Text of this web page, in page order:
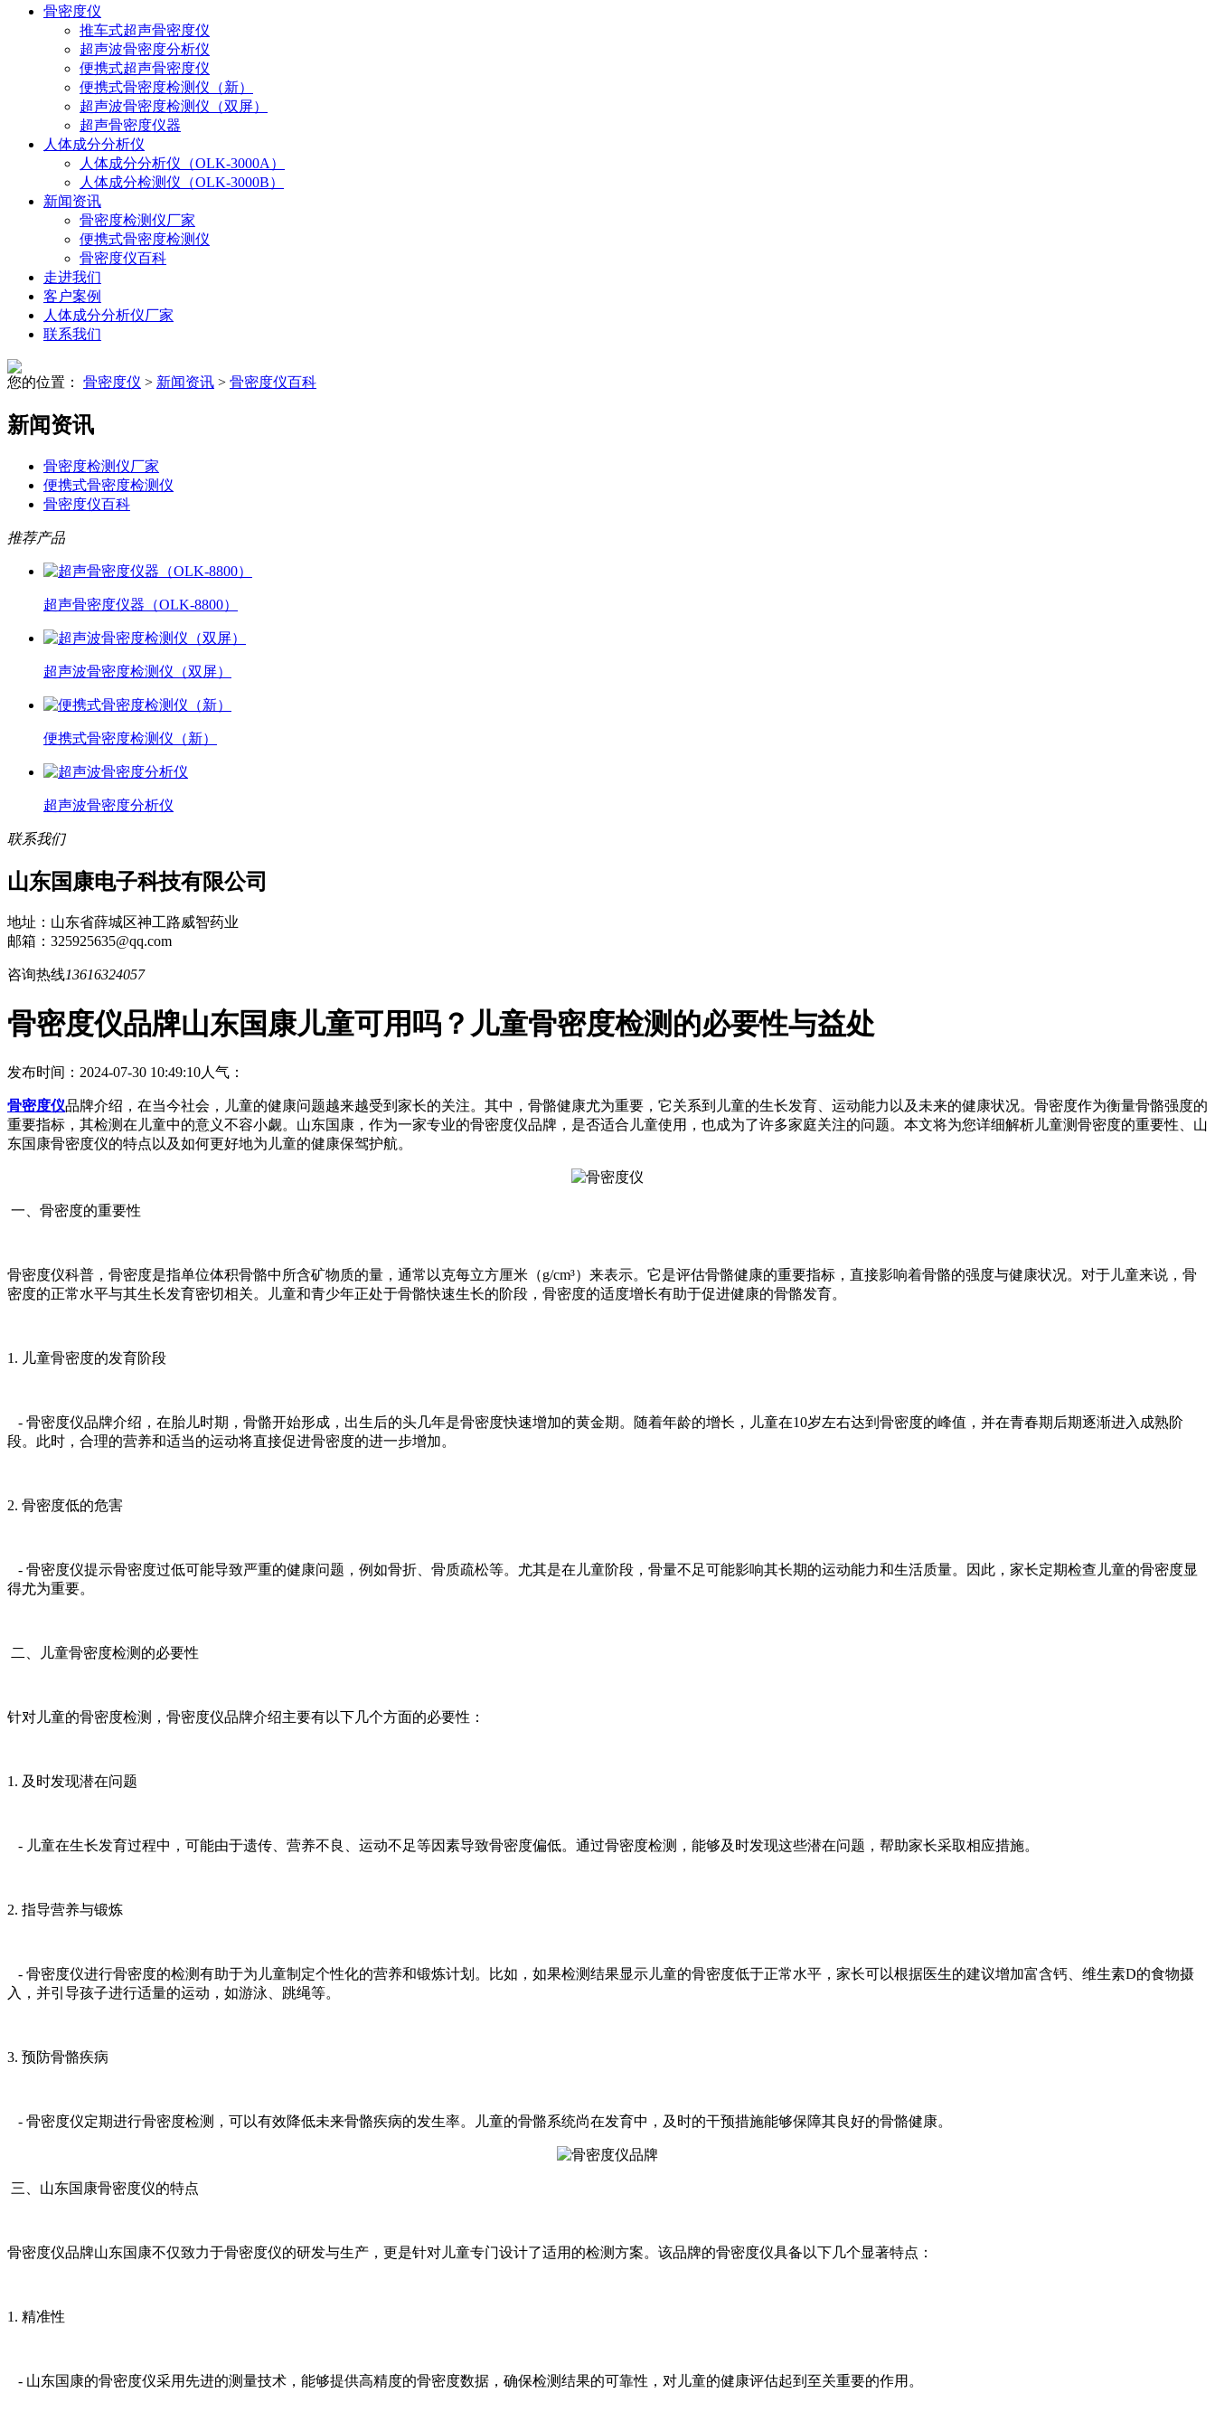
骨密度仪
推车式超声骨密度仪
超声波骨密度分析仪
便携式超声骨密度仪
便携式骨密度检测仪（新）
超声波骨密度检测仪（双屏）
超声骨密度仪器
人体成分分析仪
人体成分分析仪（OLK-3000A）
人体成分检测仪（OLK-3000B）
新闻资讯
骨密度检测仪厂家
便携式骨密度检测仪
骨密度仪百科
走进我们
客户案例
人体成分分析仪厂家
联系我们
您的位置： 骨密度仪 > 新闻资讯 > 骨密度仪百科
新闻资讯
骨密度检测仪厂家
便携式骨密度检测仪
骨密度仪百科
推荐产品
超声骨密度仪器（OLK-8800）
超声波骨密度检测仪（双屏）
便携式骨密度检测仪（新）
超声波骨密度分析仪
联系我们
山东国康电子科技有限公司
地址：山东省薛城区神工路威智药业
邮箱：325925635@qq.com
咨询热线13616324057
骨密度仪品牌山东国康儿童可用吗？儿童骨密度检测的必要性与益处
发布时间：2024-07-30 10:49:10人气：
骨密度仪品牌介绍，在当今社会，儿童的健康问题越来越受到家长的关注。其中，骨骼健康尤为重要，它关系到儿童的生长发育、运动能力以及未来的健康状况。骨密度作为衡量骨骼强度的
重要指标，其检测在儿童中的意义不容小觑。山东国康，作为一家专业的骨密度仪品牌，是否适合儿童使用，也成为了许多家庭关注的问题。本文将为您详细解析儿童测骨密度的重要性、山
东国康骨密度仪的特点以及如何更好地为儿童的健康保驾护航。
一、骨密度的重要性
骨密度仪科普，骨密度是指单位体积骨骼中所含矿物质的量，通常以克每立方厘米（g/cm³）来表示。它是评估骨骼健康的重要指标，直接影响着骨骼的强度与健康状况。对于儿童来说，骨
密度的正常水平与其生长发育密切相关。儿童和青少年正处于骨骼快速生长的阶段，骨密度的适度增长有助于促进健康的骨骼发育。
1. 儿童骨密度的发育阶段
- 骨密度仪品牌介绍，在胎儿时期，骨骼开始形成，出生后的头几年是骨密度快速增加的黄金期。随着年龄的增长，儿童在10岁左右达到骨密度的峰值，并在青春期后期逐渐进入成熟阶
段。此时，合理的营养和适当的运动将直接促进骨密度的进一步增加。
2. 骨密度低的危害
- 骨密度仪提示骨密度过低可能导致严重的健康问题，例如骨折、骨质疏松等。尤其是在儿童阶段，骨量不足可能影响其长期的运动能力和生活质量。因此，家长定期检查儿童的骨密度显
得尤为重要。
二、儿童骨密度检测的必要性
针对儿童的骨密度检测，骨密度仪品牌介绍主要有以下几个方面的必要性：
1. 及时发现潜在问题
- 儿童在生长发育过程中，可能由于遗传、营养不良、运动不足等因素导致骨密度偏低。通过骨密度检测，能够及时发现这些潜在问题，帮助家长采取相应措施。
2. 指导营养与锻炼
- 骨密度仪进行骨密度的检测有助于为儿童制定个性化的营养和锻炼计划。比如，如果检测结果显示儿童的骨密度低于正常水平，家长可以根据医生的建议增加富含钙、维生素D的食物摄
入，并引导孩子进行适量的运动，如游泳、跳绳等。
3. 预防骨骼疾病
- 骨密度仪定期进行骨密度检测，可以有效降低未来骨骼疾病的发生率。儿童的骨骼系统尚在发育中，及时的干预措施能够保障其良好的骨骼健康。
三、山东国康骨密度仪的特点
骨密度仪品牌山东国康不仅致力于骨密度仪的研发与生产，更是针对儿童专门设计了适用的检测方案。该品牌的骨密度仪具备以下几个显著特点：
1. 精准性
- 山东国康的骨密度仪采用先进的测量技术，能够提供高精度的骨密度数据，确保检测结果的可靠性，对儿童的健康评估起到至关重要的作用。